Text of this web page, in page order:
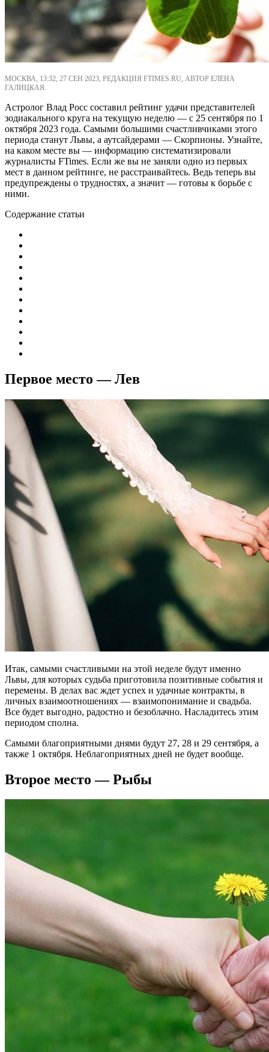
МОСКВА, 13:32, 27 СЕН 2023, РЕДАКЦИЯ FTIMES.RU, АВТОР ЕЛЕНА
ГАЛИЦКАЯ.
Астролог Влад Росс составил рейтинг удачи представителей
зодиакального круга на текущую неделю — с 25 сентября по 1
октября 2023 года. Самыми большими счастливчиками этого
периода станут Львы, а аутсайдерами — Скорпионы. Узнайте,
на каком месте вы — информацию систематизировали
журналисты FTimes. Если же вы не заняли одно из первых
мест в данном рейтинге, не расстраивайтесь. Ведь теперь вы
предупреждены о трудностях, а значит — готовы к борьбе с
ними.
Содержание статьи
Первое место — Лев
Итак, самыми счастливыми на этой неделе будут именно
Львы, для которых судьба приготовила позитивные события и
перемены. В делах вас ждет успех и удачные контракты, в
личных взаимоотношениях — взаимопонимание и свадьба.
Все будет выгодно, радостно и безоблачно. Насладитесь этим
периодом сполна.
Самыми благоприятными днями будут 27, 28 и 29 сентября, а
также 1 октября. Неблагоприятных дней не будет вообще.
Второе место — Рыбы